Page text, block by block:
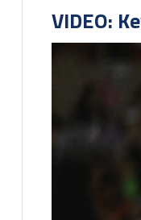
VIDEO: